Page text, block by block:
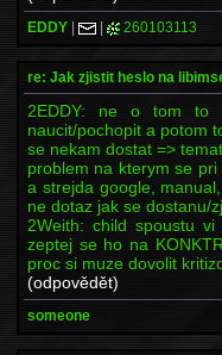
EDDY | | 260103113
re: Jak zjistit heslo na
2EDDY: ne o tom to
naucit/pochopit a potom
se nekam dostat =>
problem na kterym se
a strejda google,
ne dotaz jak se dostanu/
2Weith: child spoustu
zeptej se ho na
proc si muze dovolit
(odpovědět)
someone